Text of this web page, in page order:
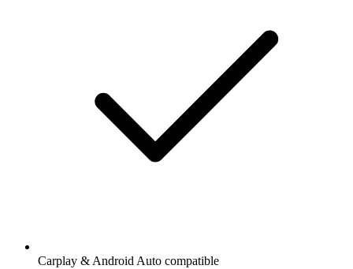
Carplay & Android Auto compatible